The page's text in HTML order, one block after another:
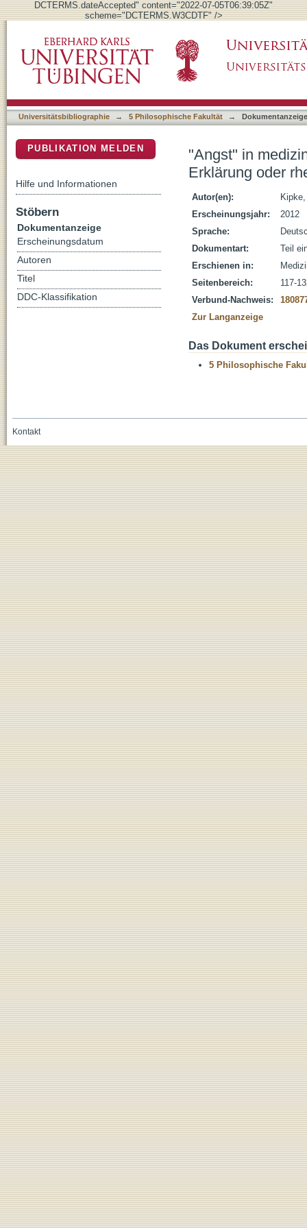
DCTERMS.dateAccepted" content="2022-07-05T06:39:05Z"
scheme="DCTERMS.W3CDTF" />
Trick
Universitätsbibliographie → 5 Philosophische Fakultät → Dokumentanzeige
"Angst" in
Erklärung oder
Autor(en):
Erscheinungsjahr:
2012
Sprache:
Dokumentart:
Teil
Erschienen in:
Seitenbereich:
117-
Verbund-Nachweis:
Zur Langanzeige
Das Dokument
5 Philosophische
PUBLIKATION MELDEN
Hilfe und Informationen
Stöbern
Dokumentanzeige
Erscheinungsdatum
Autoren
Titel
DDC-Klassifikation
Kontakt